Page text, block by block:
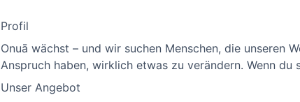
Profil
Onuā wächst – und wir suchen Menschen, die unseren
Anspruch haben, wirklich etwas zu verändern. Wenn
Unser Angebot